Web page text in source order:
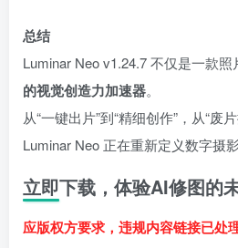
总结
Luminar Neo v1.24.7 不仅是一款
的视觉创造力加速器。
从“一键出片”到“精细创作”，从“废
Luminar Neo 正在重新定义数字摄
立即下载，体验AI修图的
应版权方要求，违规内容链接已处